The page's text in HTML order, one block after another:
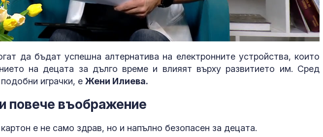
да бъдат успешна алтернатива на електронните устройства, които
на децата за дълго време и влияят върху развитието им. Сред
играчки, е Жени Илиева.
повече въображение
е не само здрав, но и напълно безопасен за децата.
Асеновград обхвана
над 6000 декара, вече